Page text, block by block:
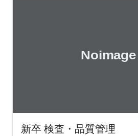
新卒 検査・品質管理